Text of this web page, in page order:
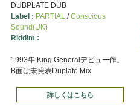
DUBPLATE DUB
Label : PARTIAL/Conscious
Sound(UK)
Riddim :
1993年 King Generalデビュー作。
B面は未発表Duplate Mix
詳しくはこちら